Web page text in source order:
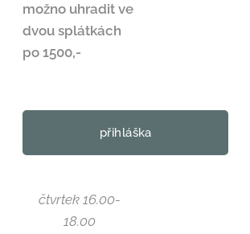
možno uhradit ve
dvou splátkách
po 1500,-
přihláška
čtvrtek 16.00-
18.00